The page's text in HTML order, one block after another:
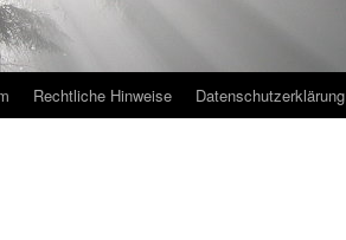
Rechtliche Hinweise Datenschutzerklärung